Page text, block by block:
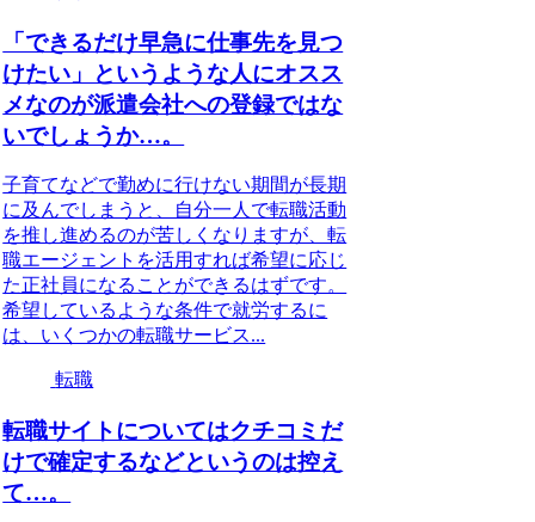
「できるだけ早急に仕事先を見つ
けたい」というような人にオスス
メなのが派遣会社への登録ではな
いでしょうか…。
子育てなどで勤めに行けない期間が長期
に及んでしまうと、自分一人で転職活動
を推し進めるのが苦しくなりますが、転
職エージェントを活用すれば希望に応じ
た正社員になることができるはずです。
希望しているような条件で就労するに
は、いくつかの転職サービス...
転職
転職サイトについてはクチコミだ
けで確定するなどというのは控え
て…。